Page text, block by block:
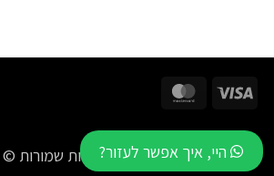
Visa
2016-2026 כל הזכויות שמורות ©
היי, איך אפשר לעזור?